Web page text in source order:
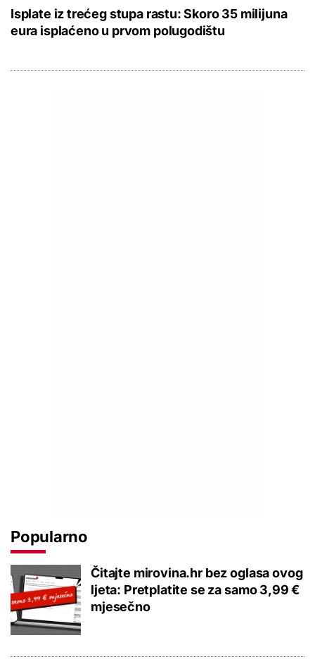
Isplate iz trećeg stupa rastu: Skoro 35 milijuna
eura isplaćeno u prvom polugodištu
Popularno
Čitajte mirovina.hr bez oglasa ovog
ljeta: Pretplatite se za samo 3,99 €
mjesečno